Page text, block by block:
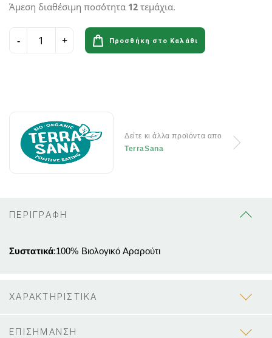
Άμεση διαθέσιμη ποσότητα 12 τεμάχια.
Προσθήκη στο Καλάθι
Δείτε κι άλλα προϊόντα απο
TerraSana
ΠΕΡΙΓΡΑΦΗ
Συστατικά:100% Βιολογικό Αραρούτι
ΧΑΡΑΚΤΗΡΙΣΤΙΚΑ
ΕΠΙΣΗΜΑΝΣΗ